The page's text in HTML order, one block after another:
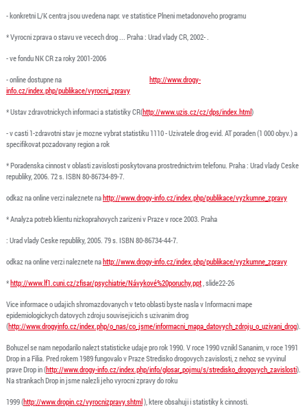
- konkretni L/K centra jsou uvedena napr. ve statistice Plneni metadonoveho programu
* Vyrocni zprava o stavu ve vecech drog ... Praha : Urad vlady CR, 2002- .
- ve fondu NK CR za roky 2001-2006
- online dostupne na http://www.drogy-
info.cz/index.php/publikace/vyrocni_zpravy
* Ustav zdravotnickych informaci a statistiky CR(http://www.uzis.cz/cz/dps/index.html)
- v casti 1-zdravotni stav je mozne vybrat statistiku 1110 - Uzivatele drog evid. AT poraden (1 000 obyv.) a
specifikovat pozadovany region a rok
* Poradenska cinnost v oblasti zavislosti poskytovana prostrednictvim telefonu. Praha : Urad vlady Ceske
republiky, 2006. 72 s. ISBN 80-86734-89-7.
odkaz na online verzi naleznete nahttp://www.drogy-info.cz/index.php/publikace/vyzkumne_zpravy
* Analyza potreb klientu nizkoprahovych zarizeni v Praze v roce 2003. Praha
: Urad vlady Ceske republiky, 2005. 79 s. ISBN 80-86734-44-7.
odkaz na online verzi naleznete nahttp://www.drogy-info.cz/index.php/publikace/vyzkumne_zpravy
*http://www.lf1.cuni.cz/zfisar/psychiatrie/Návykové%20poruchy.ppt, slide22-26
Vice informace o udajich shromazdovanych v teto oblasti byste nasla v Informacni mape
epidemiologickych datovych zdroju souvisejicich s uzivanim drog
(http://www.drogyinfo.cz/index.php/o_nas/co_jsme/informacni_mapa_datovych_zdroju_o_uzivani_drog).
Bohuzel se nam nepodarilo nalezt statisticke udaje pro rok 1990. V roce 1990 vznikl Sananim, v roce 1991
Drop in a Filia. Pred rokem 1989 fungovalo v Praze Stredisko drogovych zavislosti, z nehoz se vyvinul
prave Drop in (http://www.drogy-info.cz/index.php/info/glosar_pojmu/s/stredisko_drogovych_zavislosti).
Na strankach Drop in jsme nalezli jeho vyrocni zpravy do roku
1999 (http://www.dropin.cz/vyrocnizpravy.shtml), ktere obsahuji i statistiky k cinnosti.